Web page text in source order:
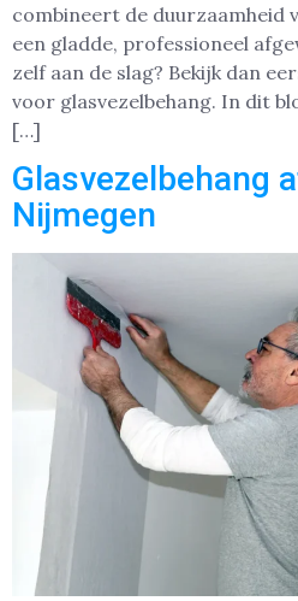
combineert de duurzaamheid
een gladde, professioneel
zelf aan de slag? Bekijk dan
voor glasvezelbehang. In dit
[…]
Glasvezelbehang
Nijmegen